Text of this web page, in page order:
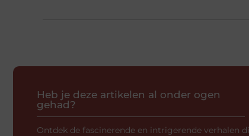
Heb je deze artikelen al onder ogen
gehad?
Ontdek de fascinerende en intrigerende verhalen